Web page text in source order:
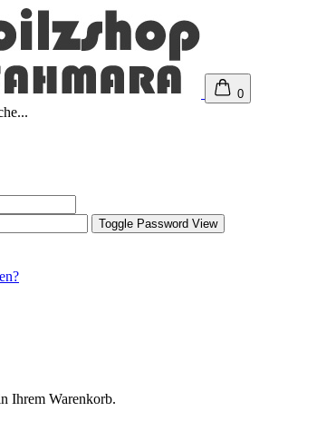
0
Toggle Password View
Ihrem Warenkorb.